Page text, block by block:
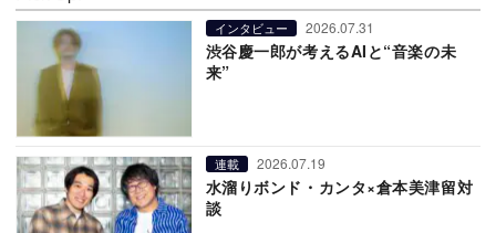
インタビュー 2026.07.31
渋谷慶一郎が考えるAIと“音楽の未
来”
連載 2026.07.19
水溜りボンド・カンタ×倉本美津留対
談